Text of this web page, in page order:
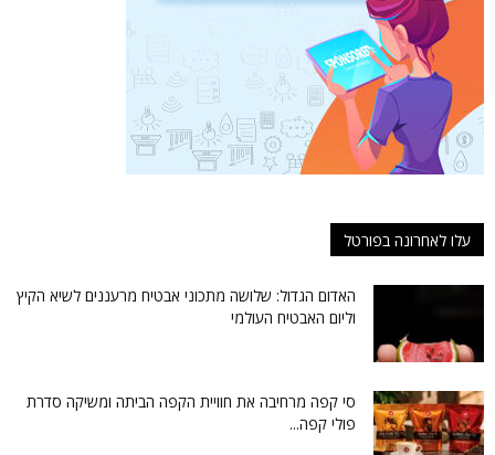
עלו לאחרונה בפורטל
האדום הגדול: שלושה מתכוני אבטיח מרעננים לשיא הקיץ
וליום האבטיח העולמי
סי קפה מרחיבה את חוויית הקפה הביתה ומשיקה סדרת
פולי קפה...